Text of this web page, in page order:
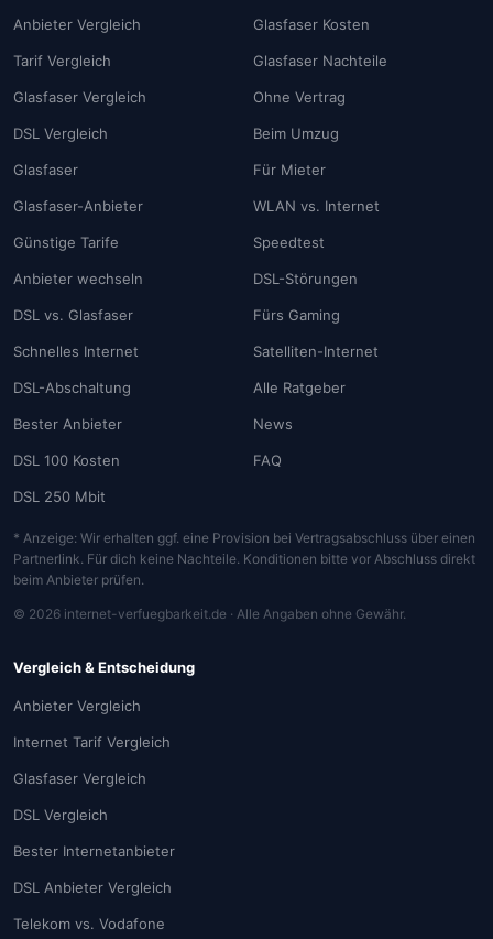
Anbieter Vergleich
Tarif Vergleich
Glasfaser Vergleich
DSL Vergleich
Glasfaser
Glasfaser-Anbieter
Günstige Tarife
Anbieter wechseln
DSL vs. Glasfaser
Schnelles Internet
DSL-Abschaltung
Bester Anbieter
DSL 100 Kosten
DSL 250 Mbit
Glasfaser Kosten
Glasfaser Nachteile
Ohne Vertrag
Beim Umzug
Für Mieter
WLAN vs. Internet
Speedtest
DSL-Störungen
Fürs Gaming
Satelliten-Internet
Alle Ratgeber
News
FAQ
* Anzeige: Wir erhalten ggf. eine Provision bei Vertragsabschluss über einen
Partnerlink. Für dich keine Nachteile. Konditionen bitte vor Abschluss direkt
beim Anbieter prüfen.
© 2026 internet-verfuegbarkeit.de · Alle Angaben ohne Gewähr.
Vergleich & Entscheidung
Anbieter Vergleich
Internet Tarif Vergleich
Glasfaser Vergleich
DSL Vergleich
Bester Internetanbieter
DSL Anbieter Vergleich
Telekom vs. Vodafone